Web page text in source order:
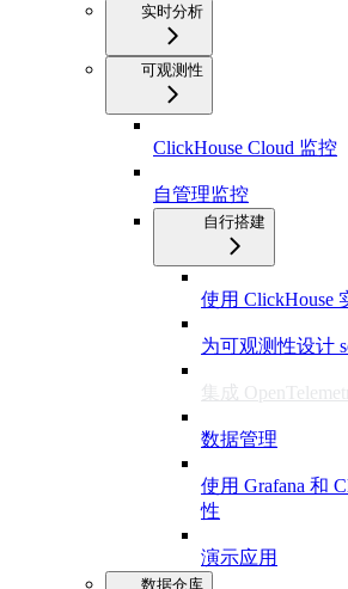
实时分析
可观测性
ClickHouse Cloud 监控
自管理监控
自行搭建
使用 ClickHouse
为可观测性设计
集成
数据管理
使用 Grafana 和
性
演示应用
数据仓库